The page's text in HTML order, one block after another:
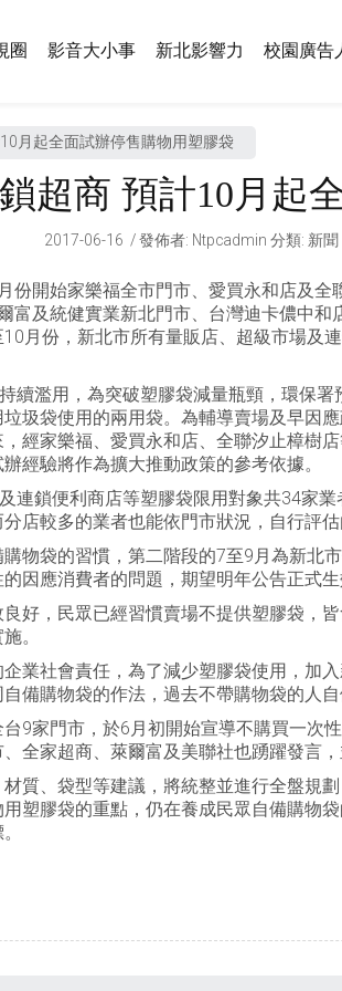
圈 影音大小事 新北影響力 校園廣告
月起全面試辦停售購物用塑膠袋
超商 預計10月起
2017-06-16 發佈者: Ntpcadmin 分類: 新聞
份開始家樂福全市門市、愛買永和店及
及統健實業新北門市、台灣迪卡儂中
月份，新北市所有量販店、超級市場及
濫用，為突破塑膠袋減量瓶頸，環保
圾袋使用的兩用袋。為輔導賣場及早因
經家樂福、愛買永和店、全聯汐止樟樹
經驗將作為擴大推動政策的參考依據。
連鎖便利商店等塑膠袋限用對象共34家
店較多的業者也能依門市狀況，自行評估
物袋的習慣，第二階段的7至9月為新北
因應消費者的問題，期望明年公告正式
好，民眾已經習慣賣場不提供塑膠袋，
。
業社會責任，為了減少塑膠袋使用，加
備購物袋的作法，過去不帶購物袋的人自
家門市，於6月初開始宣導不購買一次
全家超商、萊爾富及美聯社也踴躍發言
質、袋型等建議，將統整並進行全盤規
塑膠袋的重點，仍在養成民眾自備購物